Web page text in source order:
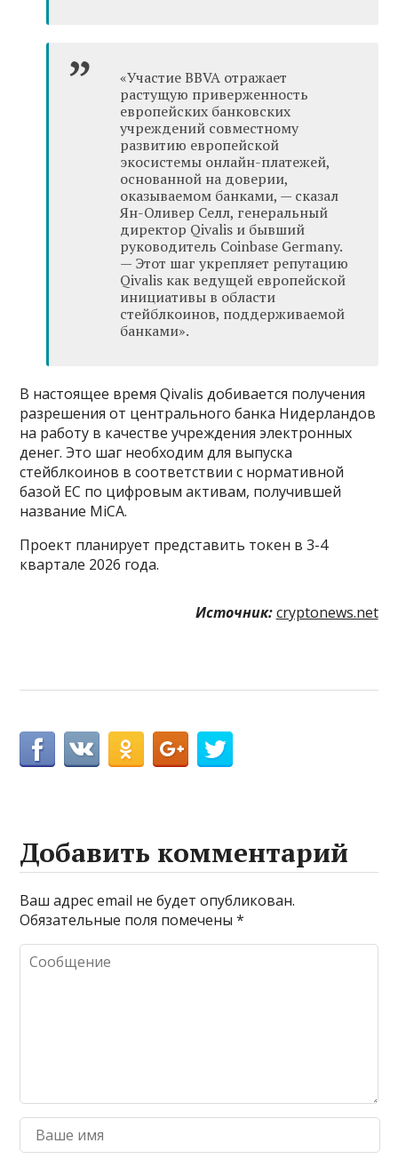
«Участие BBVA отражает
растущую приверженность
европейских банковских
учреждений совместному
развитию европейской
экосистемы онлайн-платежей,
основанной на доверии,
оказываемом банками, — сказал
Ян-Оливер Селл, генеральный
директор Qivalis и бывший
руководитель Coinbase Germany.
— Этот шаг укрепляет репутацию
Qivalis как ведущей европейской
инициативы в области
стейблкоинов, поддерживаемой
банками».
В настоящее время Qivalis добивается получения
разрешения от центрального банка Нидерландов
на работу в качестве учреждения электронных
денег. Это шаг необходим для выпуска
стейблкоинов в соответствии с нормативной
базой ЕС по цифровым активам, получившей
название MiCA.
Проект планирует представить токен в 3-4
квартале 2026 года.
Источник: cryptonews.net
Добавить комментарий
Ваш адрес email не будет опубликован.
Обязательные поля помечены*